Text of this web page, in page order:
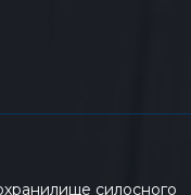
силосного